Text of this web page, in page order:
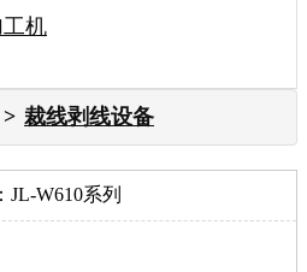
机
裁线剥线设备
JL-W610系列